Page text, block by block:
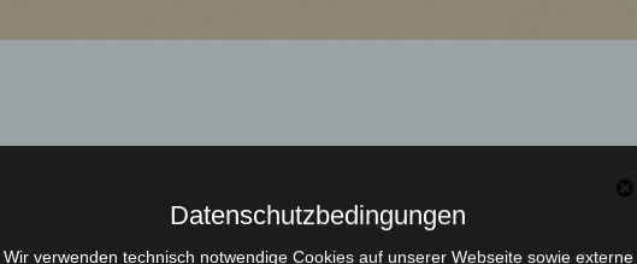
Datenschutzbedingungen
Wir verwenden technisch notwendige Cookies auf unserer Webseite sowie externe